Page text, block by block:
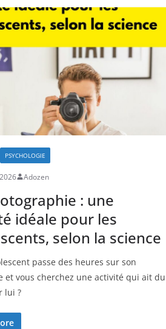
PSYCHOLOGIE
Adozen
: une
idéale pour les
selon la science
passe des heures sur son
et vous cherchez une activité qui ait du
lui ?